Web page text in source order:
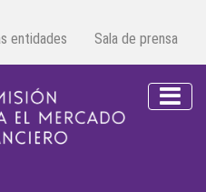
entidades Sala de prensa